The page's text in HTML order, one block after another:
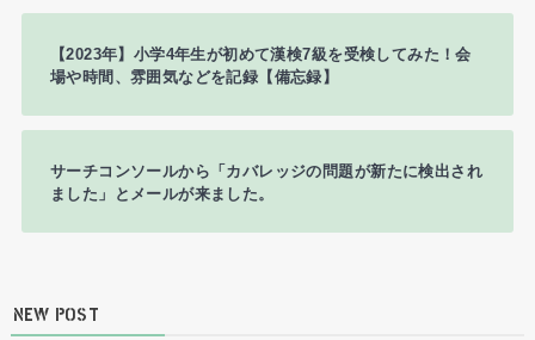
【2023年】小学4年生が初めて漢検7級を受検してみた！会
場や時間、雰囲気などを記録【備忘録】
サーチコンソールから「カバレッジの問題が新たに検出され
ました」とメールが来ました。
NEW POST